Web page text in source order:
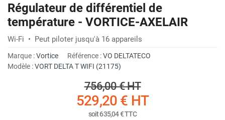
Régulateur de différentiel de
température - VORTICE-AXELAIR
Wi-Fi • Peut piloter jusqu'à 16 appareils
Marque :Vortice Référence :VO DELTATECO
Modèle :VORT DELTA T WIFI (21175)
756,00 €HT
529,20 € HT
soit635,04 €TTC